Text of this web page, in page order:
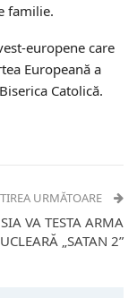
familie.
europene care
Europeană a
Catolică.
URMĂTOARE
VA TESTA ARMA
„SATAN 2”